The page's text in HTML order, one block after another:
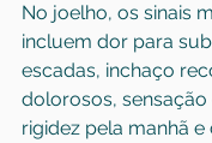
No joelho, os sinais
incluem dor para
escadas, inchaço
dolorosos, sensação
rigidez pela manhã